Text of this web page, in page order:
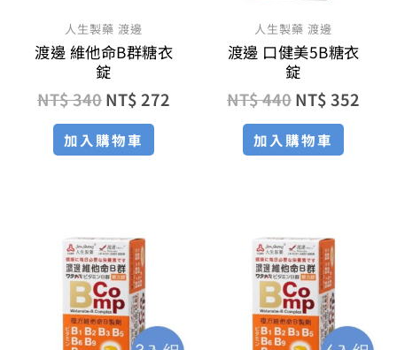
人生製藥 渡邊
渡邊 維他命B群糖衣
錠
NT$340NT$ 272
加入購物車
人生製藥 渡邊
渡邊 口健美5B糖衣
錠
NT$440NT$352
加入購物車
始
價
格：
NT$ 1,020。
前
價
格：
NT$ 785。
始
價
格：
NT$
前
價
格：
NT$